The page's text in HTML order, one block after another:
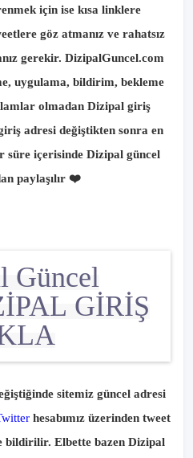
için ise kısa linklere
göz atmanız ve rahatsız
gerekir. DizipalGuncel.com
uygulama, bildirim, bekleme
olmadan Dizipal giriş
adresi değiştikten sonra en
süre içerisinde Dizipal güncel
paylaşılır ❤️
Güncel
GİRİŞ
sitemiz güncel adresi
hesabımız üzerinden tweet
bildirilir. Elbette bazen Dizipal